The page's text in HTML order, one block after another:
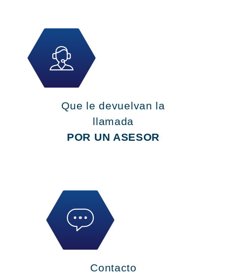
Que le devuelvan la
llamada
POR UN ASESOR
Contacto